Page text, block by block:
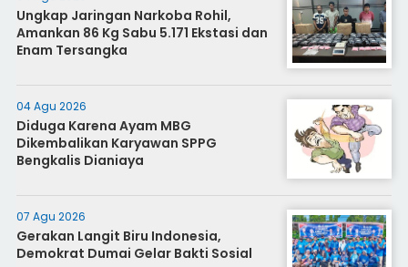
Ungkap Jaringan Narkoba Rohil,
Amankan 86 Kg Sabu 5.171 Ekstasi dan
Enam Tersangka
04 Agu 2026
Diduga Karena Ayam MBG
Dikembalikan Karyawan SPPG
Bengkalis Dianiaya
07 Agu 2026
Gerakan Langit Biru Indonesia,
Demokrat Dumai Gelar Bakti Sosial